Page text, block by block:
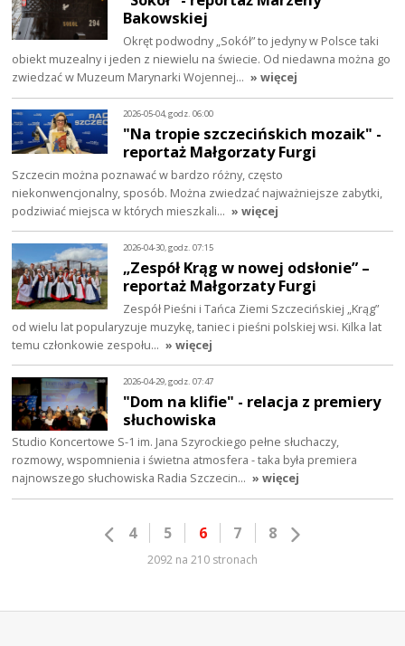
Bakowskiej
Okręt podwodny „Sokół” to jedyny w Polsce taki
obiekt muzealny i jeden z niewielu na świecie. Od niedawna można go
zwiedzać w Muzeum Marynarki Wojennej… » więcej
2026-05-04, godz. 06:00
"Na tropie szczecińskich mozaik" -
reportaż Małgorzaty Furgi
Szczecin można poznawać w bardzo różny, często
niekonwencjonalny, sposób. Można zwiedzać najważniejsze zabytki,
podziwiać miejsca w których mieszkali… » więcej
2026-04-30, godz. 07:15
„Zespół Krąg w nowej odsłonie” –
reportaż Małgorzaty Furgi
Zespół Pieśni i Tańca Ziemi Szczecińskiej „Krąg”
od wielu lat popularyzuje muzykę, taniec i pieśni polskiej wsi. Kilka lat
temu członkowie zespołu… » więcej
2026-04-29, godz. 07:47
"Dom na klifie" - relacja z premiery
słuchowiska
Studio Koncertowe S-1 im. Jana Szyrockiego pełne słuchaczy,
rozmowy, wspomnienia i świetna atmosfera - taka była premiera
najnowszego słuchowiska Radia Szczecin… » więcej
4 5 6 7 8
2092 na 210 stronach